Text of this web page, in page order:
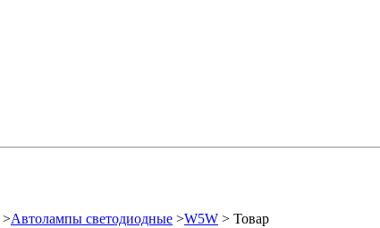
>Автолампы светодиодные >W5W > Товар